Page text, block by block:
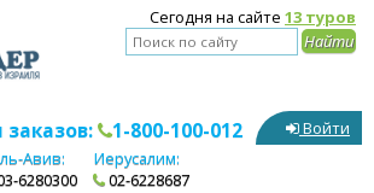
Сегодня на сайте 13 туров
1-800-100-012
Авив:
6280300
Иерусалим:
02-6228687
Войти